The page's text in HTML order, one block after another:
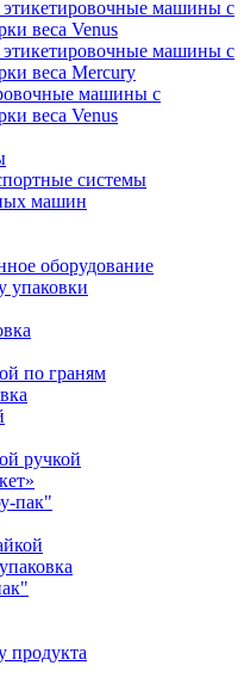
этикетировочные машины с
веса Venus
этикетировочные машины с
веса Mercury
машины с
веса Venus
системы
машин
оборудование
упаковки
по граням
ручкой
пак"
продукта